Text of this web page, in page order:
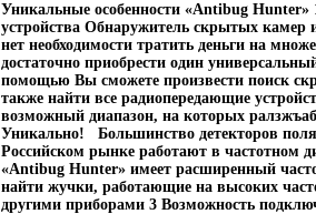
Уникальные особенности «Antibug Hunter»
устройства Обнаружитель скрытых
нет необходимости тратить деньги на
достаточно приобрести один
помощью Вы сможете произвести поиск
также найти все радиопередающие
возможный диапазон, на которых
Уникально! Большинство детекторов
Российском рынке работают в частотном
«Antibug Hunter» имеет расширенный
найти жучки, работающие на высоких
другими приборами 3 Возможность